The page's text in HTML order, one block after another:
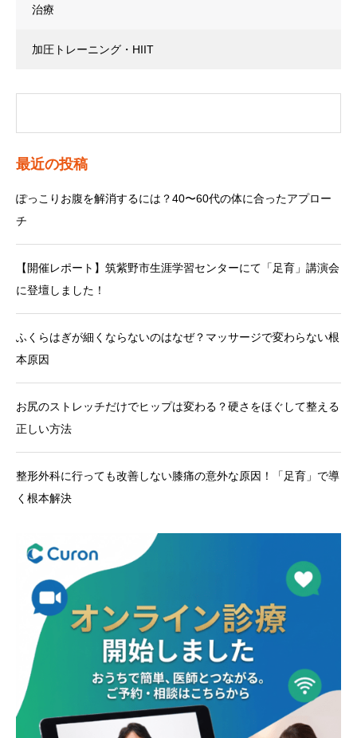
治療
加圧トレーニング・HIIT
最近の投稿
ぽっこりお腹を解消するには？40〜60代の体に合ったアプロー
チ
【開催レポート】筑紫野市生涯学習センターにて「足育」講演会
に登壇しました！
ふくらはぎが細くならないのはなぜ？マッサージで変わらない根
本原因
お尻のストレッチだけでヒップは変わる？硬さをほぐして整える
正しい方法
整形外科に行っても改善しない膝痛の意外な原因！「足育」で導
く根本解決